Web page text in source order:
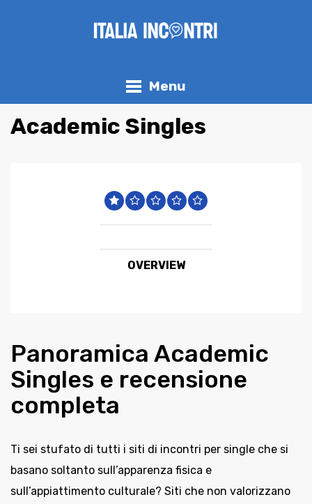
Menu
Academic Singles
OVERVIEW
Panoramica Academic
Singles e recensione
completa
Ti sei stufato di tutti i siti di incontri per single che si
basano soltanto sull’apparenza fisica e
sull’appiattimento culturale? Siti che non valorizzano